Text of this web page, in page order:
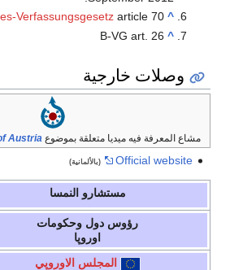
^
Verfassungsgesetz article 70
^
B-VG art. 26
وصلات خارجية
مشاع المعرفة فيه ميديا متعلقة بموضوعAustria
Official website (بالألمانية)
مستشارو النمسا
رؤوس دول وحكومات
اوروپا
المجلس الاوروپي